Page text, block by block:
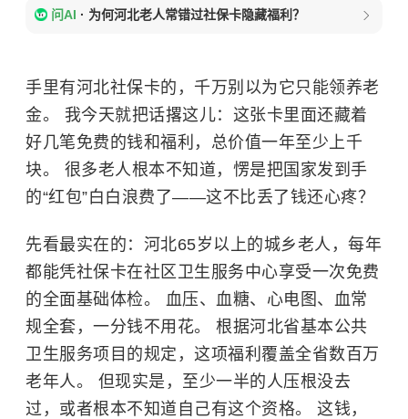
问AI · 为何河北老人常错过社保卡隐藏福利？
手里有河北社保卡的，千万别以为它只能领养老
金。 我今天就把话撂这儿：这张卡里面还藏着
好几笔免费的钱和福利，总价值一年至少上千
块。 很多老人根本不知道，愣是把国家发到手
的“红包”白白浪费了——这不比丢了钱还心疼？
先看最实在的： 河北65岁以上的城乡老人，每年
都能凭社保卡在社区卫生服务中心享受一次免费
的全面基础体检。 血压、血糖、心电图、血常
规全套，一分钱不用花。 根据河北省基本公共
卫生服务项目的规定，这项福利覆盖全省数百万
老年人。 但现实是，至少一半的人压根没去
过，或者根本不知道自己有这个资格。 这钱，